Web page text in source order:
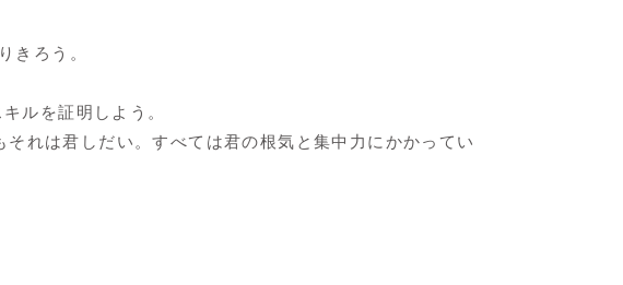
きろう。
ルを証明しよう。
れは君しだい。すべては君の根気と集中力にかかってい